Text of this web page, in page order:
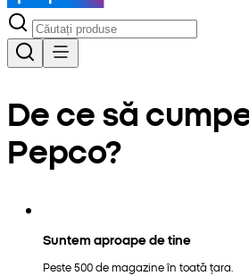
De ce să
Pepco?
Suntem aproape de tine
Peste 500 de magazine în toată țara.